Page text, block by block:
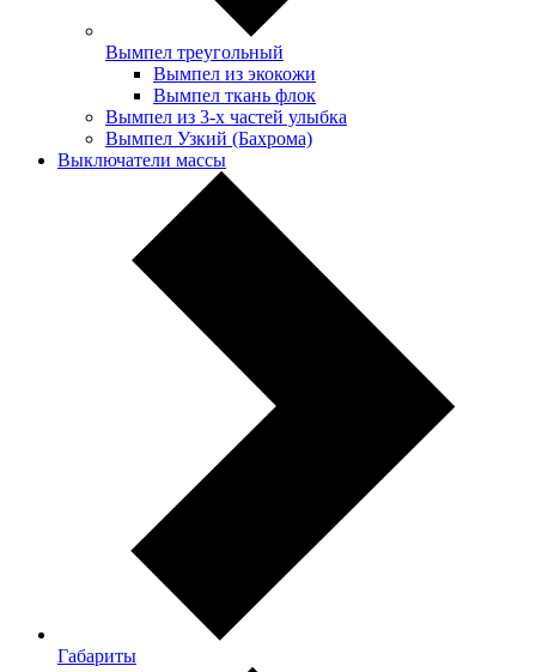
Вымпел треугольный
Вымпел из экокожи
Вымпел ткань флок
Вымпел из 3-х частей улыбка
Вымпел Узкий (Бахрома)
Выключатели массы
Габариты